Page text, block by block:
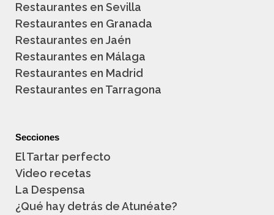
Restaurantes en Sevilla
Restaurantes en Granada
Restaurantes en Jaén
Restaurantes en Málaga
Restaurantes en Madrid
Restaurantes en Tarragona
Secciones
El Tartar perfecto
Video recetas
La Despensa
¿Qué hay detrás de Atunéate?